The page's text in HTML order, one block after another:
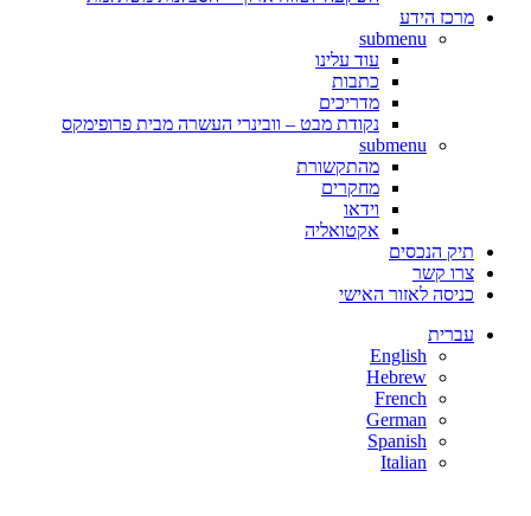
מרכז הידע
submenu
עוד עלינו
כתבות
מדריכים
נקודת מבט – וובינרי העשרה מבית פרופימקס
submenu
מהתקשורת
מחקרים
וידאו
אקטואליה
תיק הנכסים
צרו קשר
כניסה לאזור האישי
עברית
English
Hebrew
French
German
Spanish
Italian